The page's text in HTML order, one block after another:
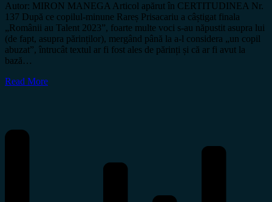
Autor: MIRON MANEGA Articol apărut în CERTITUDINEA Nr.
137 După ce copilul-minune Rareș Prisacariu a câștigat finala
„Românii au Talent 2023”, foarte multe voci s-au năpustit asupra lui
(de fapt, asupra părinților), mergând până la a-l considera „un copil
abuzat”, întrucât textul ar fi fost ales de părinți și că ar fi avut la
bază…
Read More